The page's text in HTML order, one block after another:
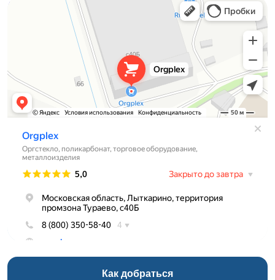
Оргстекло, поликарбонат в Лыткарине
Торговое оборудование в Лыткарине
Как добраться